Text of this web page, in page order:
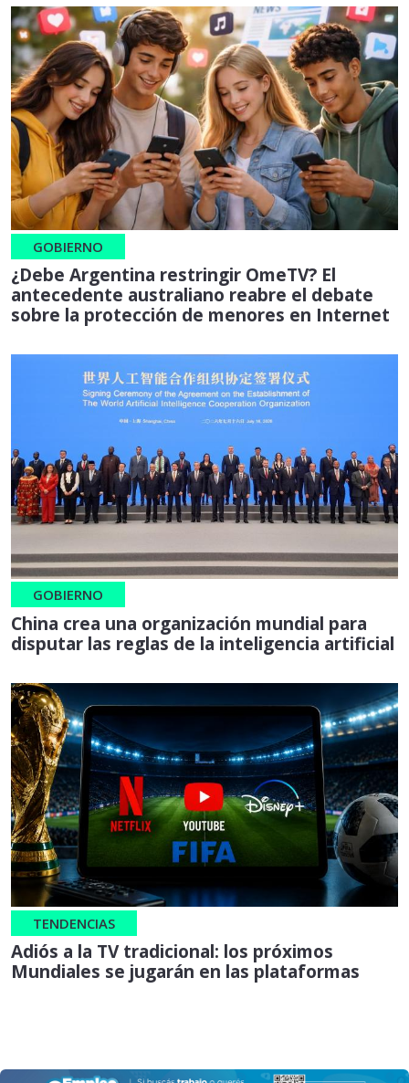
GOBIERNO
¿Debe Argentina restringir OmeTV? El
antecedente australiano reabre el debate
sobre la protección de menores en Internet
GOBIERNO
China crea una organización mundial para
disputar las reglas de la inteligencia artificial
TENDENCIAS
Adiós a la TV tradicional: los próximos
Mundiales se jugarán en las plataformas